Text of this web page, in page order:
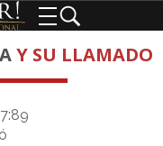
Y SU LLAMADO